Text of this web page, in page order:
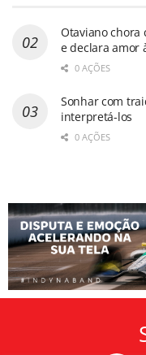
Otaviano chora
e declara amor
0 AÇÕES
Sonhar com
interpretá-los
0 AÇÕES